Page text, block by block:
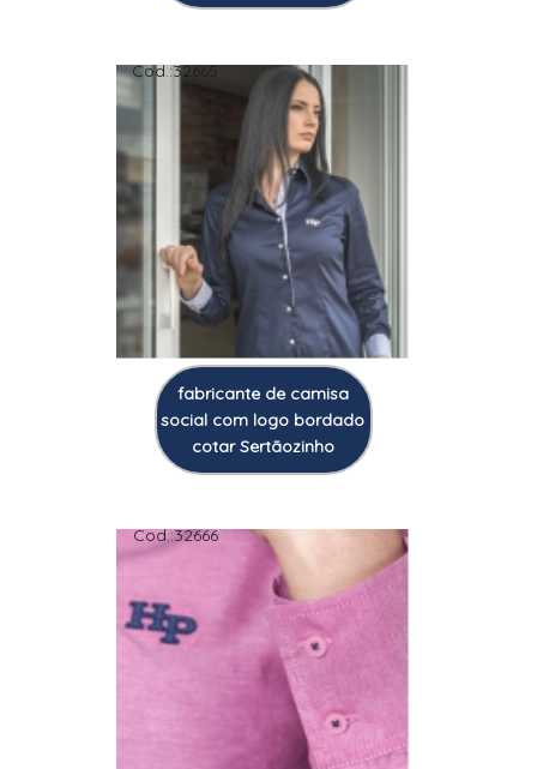
Cod.:32665
fabricante de camisa
social com logo bordado
cotar Sertãozinho
Cod.:32666